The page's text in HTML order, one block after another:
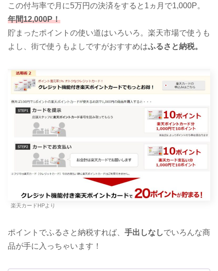
この付与率で月に5万円の決済をすると1ヵ月で1,000P。
年間12,000P！
貯まったポイントの使い道はいろいろ。楽天市場で使うも
よし、街で使うもよしですがおすすめはふるさと納税。
楽天カードHPより
ポイントでふるさと納税すれば、 手出しなしでいろんな商
品が手に入っちゃいます！